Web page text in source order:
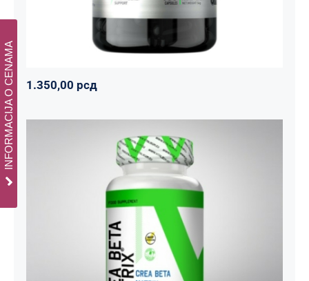
1.350,00 рсд
CREA BETA MATRIX
Napumpanko Svi proizvodi
1.800,00 рсд
INFORMACIJA O CENAMA